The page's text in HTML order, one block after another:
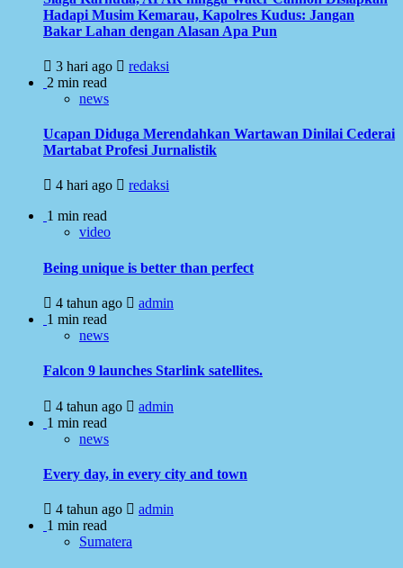
Hadapi Musim Kemarau, Kapolres Kudus: Jangan
Bakar Lahan dengan Alasan Apa Pun
3 hari ago
redaksi
2 min read
news
Ucapan Diduga Merendahkan Wartawan Dinilai Cederai
Martabat Profesi Jurnalistik
4 hari ago
redaksi
1 min read
video
Being unique is better than perfect
4 tahun ago
admin
1 min read
news
Falcon 9 launches Starlink satellites.
4 tahun ago
admin
1 min read
news
Every day, in every city and town
4 tahun ago
admin
1 min read
Sumatera